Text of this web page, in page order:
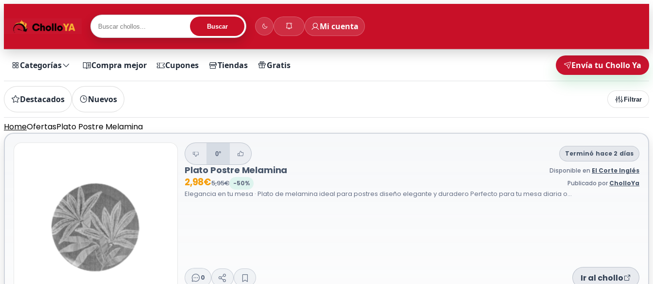
Buscar Mi cuenta
Categorías Compra mejor Cupones Tiendas Gratis Envía tu Chollo Ya
Destacados Nuevos Filtrar
HomeOfertasPlato Postre Melamina
0° Terminó hace 2 días
Plato Postre Melamina Disponible en El Corte Inglés
2,98€5,95€ -50% Publicado por CholloYa
Elegancia en tu mesa · Plato de melamina ideal para postres diseño elegante y duradero Perfecto para tu mesa diaria o...
0 Ir al chollo